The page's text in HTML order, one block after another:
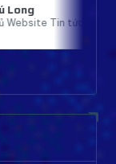
tức